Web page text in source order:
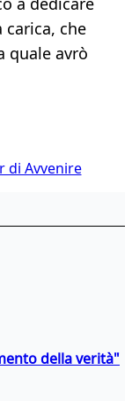
che
quale avrò
di Avvenire
della verità"